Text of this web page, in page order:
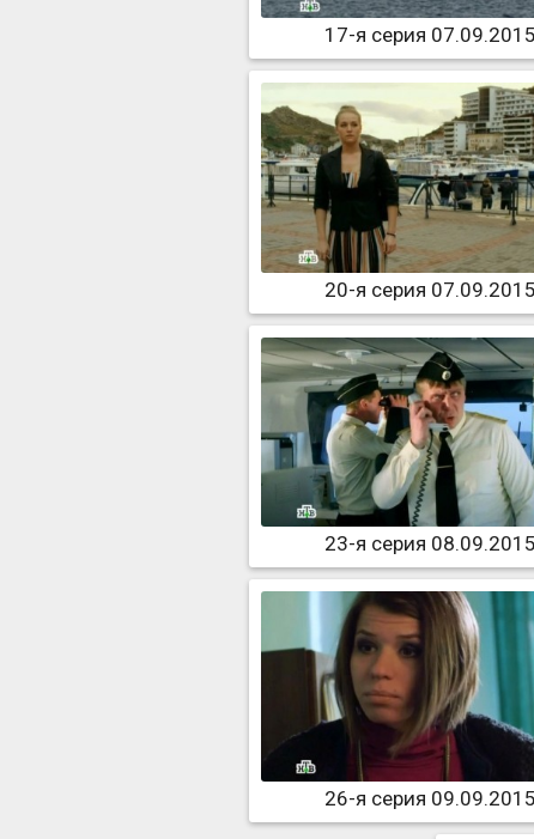
17-я серия 07.09.2015
20-я серия 07.09.2015
23-я серия 08.09.2015
26-я серия 09.09.2015